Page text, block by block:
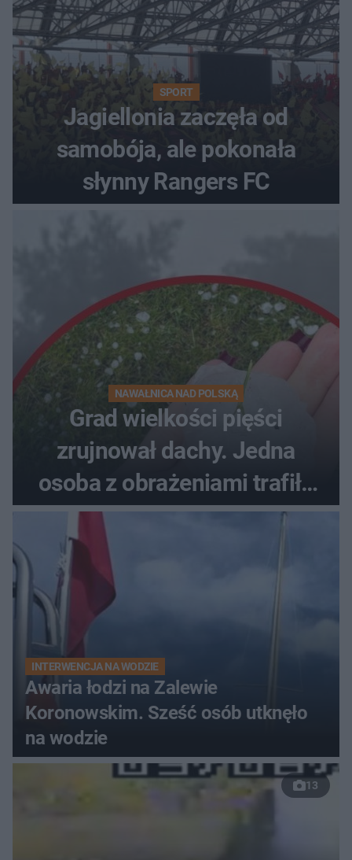
SPORT
Jagiellonia zaczęła od
samobója, ale pokonała
słynny Rangers FC
NAWAŁNICA NAD POLSKĄ
Grad wielkości pięści
zrujnował dachy. Jedna
osoba z obrażeniami trafiła
do szpitala
INTERWENCJA NA WODZIE
Awaria łodzi na Zalewie
Koronowskim. Sześć osób utknęło
na wodzie
13